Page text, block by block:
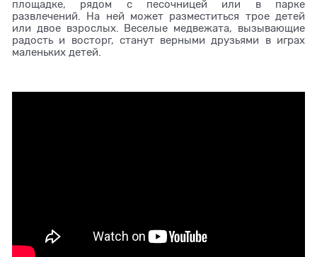
площадке, рядом с песочницей или в парке
развлечений. На ней может разместиться трое детей
или двое взрослых. Веселые медвежата, вызывающие
радость и восторг, станут верными друзьями в играх
маленьких детей.